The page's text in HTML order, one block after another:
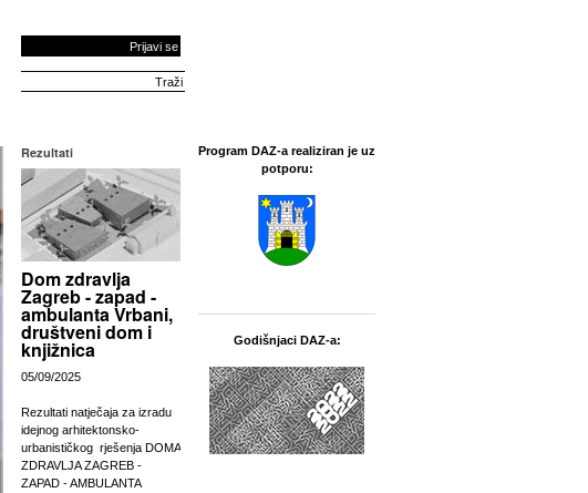
Prijavi se
Rezultati
Dom zdravlja
Zagreb - zapad -
ambulanta Vrbani,
društveni dom i
knjižnica
05/09/2025
Rezultati natječaja za izradu
idejnog arhitektonsko-
urbanističkog rješenja DOMA
ZDRAVLJA ZAGREB -
ZAPAD - AMBULANTA
Program DAZ-a realiziran je uz
potporu:
Godišnjaci DAZ-a: